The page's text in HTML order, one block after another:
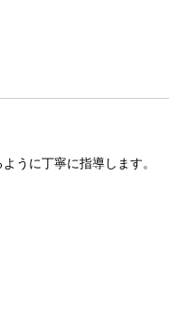
うに丁寧に指導します。